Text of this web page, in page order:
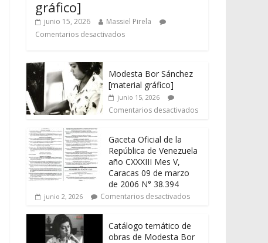
gráfico]
junio 15, 2026
Massiel Pirela
Comentarios desactivados
Modesta Bor Sánchez
[material gráfico]
junio 15, 2026
Comentarios desactivados
Gaceta Oficial de la
República de Venezuela
año CXXXIII Mes V,
Caracas 09 de marzo
de 2006 N° 38.394
junio 2, 2026 Comentarios desactivados
Catálogo temático de
obras de Modesta Bor